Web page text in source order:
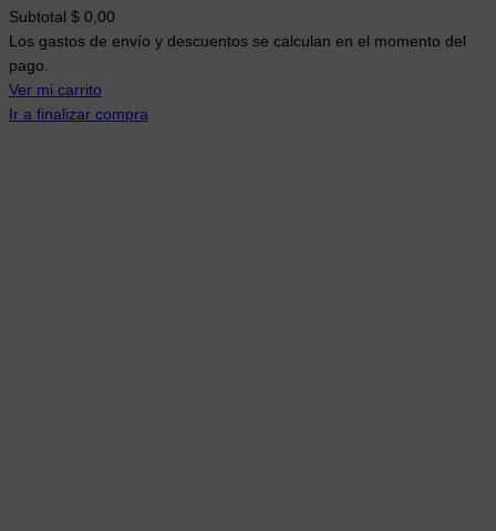
Productos
del
carrito
Subtotal $ 0,00
Los gastos de envío y descuentos se calculan en el momento del
pago.
Ver mi carrito
Ir a finalizar compra